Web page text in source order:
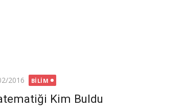
2016 BILIM
Kim Buldu